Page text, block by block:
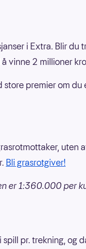
i Extra. Blir du
vinne 2 millioner
premier om du
uten
Bli grasrotgiver!
er 1:360.000 per
pr. trekning, og